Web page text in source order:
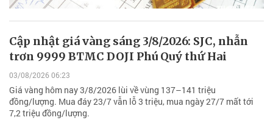
Cập nhật giá vàng sáng 3/8/2026: SJC, nhẫn
trơn 9999 BTMC DOJI Phú Quý thứ Hai
03/08/2026 06:23
Giá vàng hôm nay 3/8/2026 lùi về vùng 137–141 triệu
đồng/lượng. Mua đáy 23/7 vẫn lỗ 3 triệu, mua ngày 27/7 mất tới
7,2 triệu đồng/lượng.